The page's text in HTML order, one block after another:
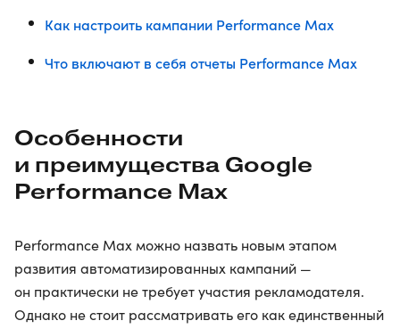
Как настроить кампании Performance Max
Что включают в себя отчеты Performance Max
Особенности
и преимущества Google
Performance Max
Performance Max можно назвать новым этапом
развития автоматизированных кампаний —
он практически не требует участия рекламодателя.
Однако не стоит рассматривать его как единственный